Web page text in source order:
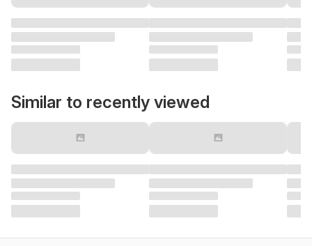
Similar to recently viewed